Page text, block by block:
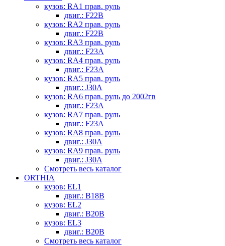
кузов: RA1 прав. руль
двиг.: F22B
кузов: RA2 прав. руль
двиг.: F22B
кузов: RA3 прав. руль
двиг.: F23A
кузов: RA4 прав. руль
двиг.: F23A
кузов: RA5 прав. руль
двиг.: J30A
кузов: RA6 прав. руль до 2002гв
двиг.: F23A
кузов: RA7 прав. руль
двиг.: F23A
кузов: RA8 прав. руль
двиг.: J30A
кузов: RA9 прав. руль
двиг.: J30A
Смотреть весь каталог
ORTHIA
кузов: EL1
двиг.: B18B
кузов: EL2
двиг.: B20B
кузов: EL3
двиг.: B20B
Смотреть весь каталог